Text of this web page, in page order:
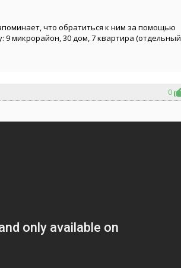
что обратиться к ним за помощью
9 микрорайон, 30 дом, 7 квартира (отдельный
0